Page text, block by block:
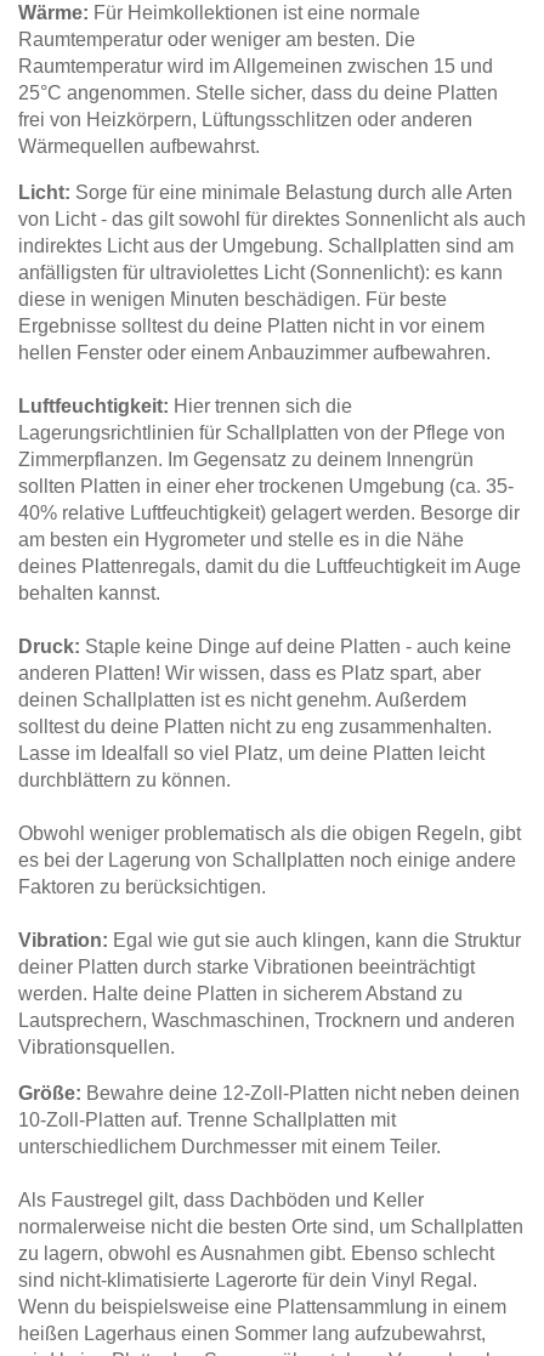
Wärme: Für Heimkollektionen ist eine normale
Raumtemperatur oder weniger am besten. Die
Raumtemperatur wird im Allgemeinen zwischen 15 und
25°C angenommen. Stelle sicher, dass du deine Platten
frei von Heizkörpern, Lüftungsschlitzen oder anderen
Wärmequellen aufbewahrst.
Licht: Sorge für eine minimale Belastung durch alle Arten
von Licht - das gilt sowohl für direktes Sonnenlicht als auch
indirektes Licht aus der Umgebung. Schallplatten sind am
anfälligsten für ultraviolettes Licht (Sonnenlicht): es kann
diese in wenigen Minuten beschädigen. Für beste
Ergebnisse solltest du deine Platten nicht in vor einem
hellen Fenster oder einem Anbauzimmer aufbewahren.
Luftfeuchtigkeit: Hier trennen sich die
Lagerungsrichtlinien für Schallplatten von der Pflege von
Zimmerpflanzen. Im Gegensatz zu deinem Innengrün
sollten Platten in einer eher trockenen Umgebung (ca. 35-
40% relative Luftfeuchtigkeit) gelagert werden. Besorge dir
am besten ein Hygrometer und stelle es in die Nähe
deines Plattenregals, damit du die Luftfeuchtigkeit im Auge
behalten kannst.
Druck: Staple keine Dinge auf deine Platten - auch keine
anderen Platten! Wir wissen, dass es Platz spart, aber
deinen Schallplatten ist es nicht genehm. Außerdem
solltest du deine Platten nicht zu eng zusammenhalten.
Lasse im Idealfall so viel Platz, um deine Platten leicht
durchblättern zu können.
Obwohl weniger problematisch als die obigen Regeln, gibt
es bei der Lagerung von Schallplatten noch einige andere
Faktoren zu berücksichtigen.
Vibration: Egal wie gut sie auch klingen, kann die Struktur
deiner Platten durch starke Vibrationen beeinträchtigt
werden. Halte deine Platten in sicherem Abstand zu
Lautsprechern, Waschmaschinen, Trocknern und anderen
Vibrationsquellen.
Größe: Bewahre deine 12-Zoll-Platten nicht neben deinen
10-Zoll-Platten auf. Trenne Schallplatten mit
unterschiedlichem Durchmesser mit einem Teiler.
Als Faustregel gilt, dass Dachböden und Keller
normalerweise nicht die besten Orte sind, um Schallplatten
zu lagern, obwohl es Ausnahmen gibt. Ebenso schlecht
sind nicht-klimatisierte Lagerorte für dein Vinyl Regal.
Wenn du beispielsweise eine Plattensammlung in einem
heißen Lagerhaus einen Sommer lang aufzubewahrst,